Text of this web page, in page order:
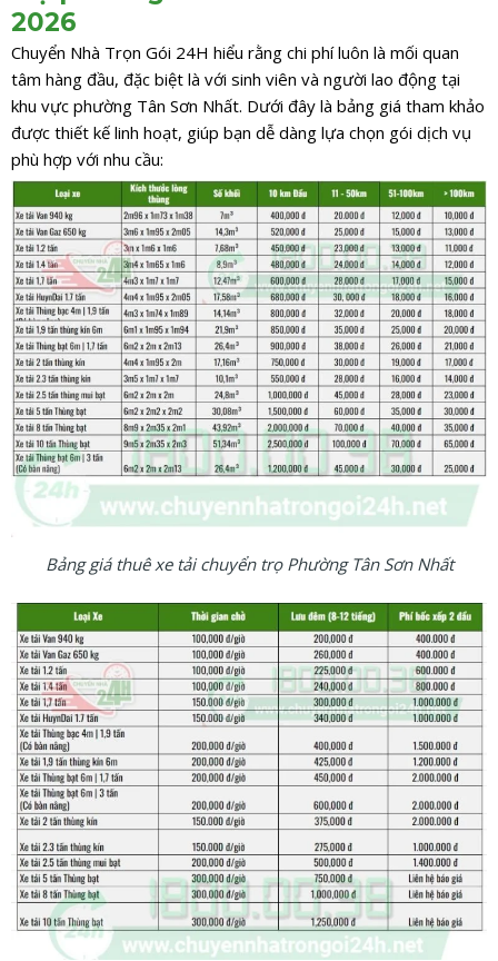
2026
Chuyển Nhà Trọn Gói 24H hiểu rằng chi phí luôn là mối quan
tâm hàng đầu, đặc biệt là với sinh viên và người lao động tại
khu vực phường Tân Sơn Nhất. Dưới đây là bảng giá tham khảo
được thiết kế linh hoạt, giúp bạn dễ dàng lựa chọn gói dịch vụ
phù hợp với nhu cầu:
Bảng giá thuê xe tải chuyển trọ Phường Tân Sơn Nhất